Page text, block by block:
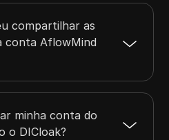
compartilhar as
conta AflowMind
minha conta do
o DICloak?